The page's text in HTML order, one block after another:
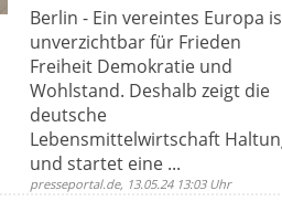
Berlin - Ein vereintes Europa
unverzichtbar für Frieden
Freiheit Demokratie und
Wohlstand. Deshalb zeigt die
deutsche
Lebensmittelwirtschaft
und startet eine ...
presseportal.de, 13.05.24 13:03 Uhr